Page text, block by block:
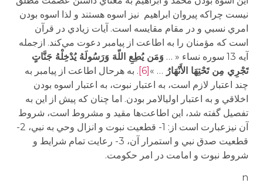
نيست چراكه پيروان ابراهيم نيز اسوه هستند و لذا اسوه بودن
امري نسبي و در مقام مقايسه است. آيات زيادي در قرآن
است كه مؤمنان را به اطاعت از پيامبر دعوت مي‌كند. ازجمله
آيه 13 سوره نساء « …
وَمَن يُطِعِ اللّهَ وَرَسُولَهُ يُدْخِلْهُ جَنَّاتٍ
تَجْرِي مِن تَحْتِهَا الأَنْهَارُ … »
[6]
. به هرحال اطاعت از پيامبر به
چند اعتبار لازم است، به اعتبار نبوت، به اعتبار اسوه بودن
اخلاقي و به اعتبار اولي­الامر بودن. اما چنان كه پيش از اين به
تفصيل گفته شد، اين اطاعت‌ها مقيد و مشروط است، شروط
آن نيزعبارت است از: 1- قطعيت نبوت و انزال وحي به نبي، 2-
قطعيت صدق نبي و استمرار آن، 3- رعايت تمام شرايط و
شروط نبوت و امامت در امر حكومت.
n